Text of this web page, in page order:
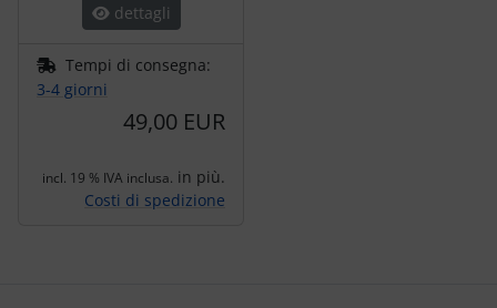
dettagli
Tempi di consegna:
3-4 giorni
49,00 EUR
incl. 19 % IVA inclusa. in più.
Costi di spedizione